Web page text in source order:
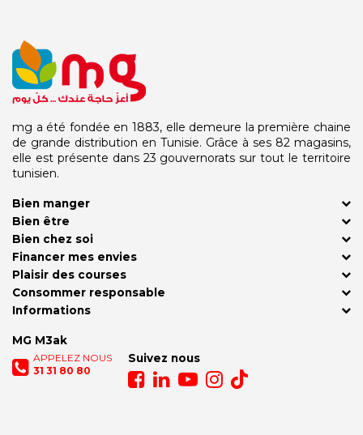
mg a été fondée en 1883, elle demeure la première chaine
de grande distribution en Tunisie. Grâce à ses 82 magasins,
elle est présente dans 23 gouvernorats sur tout le territoire
tunisien.
Bien manger
Bien être
Bien chez soi
Financer mes envies
Plaisir des courses
MG M3ak
APPELEZ NOUS
31 31 80 80
Suivez nous
Consommer responsable
Informations